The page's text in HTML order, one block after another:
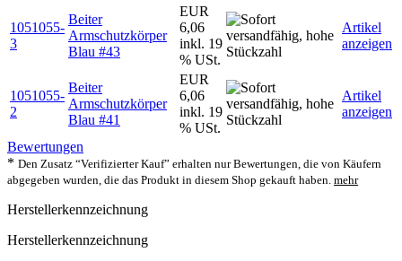
1051055-
3
Beiter
Armschutzkörper
Blau #43
EUR
6,06
inkl. 19
% USt.
Artikel
anzeigen
1051055-
2
Beiter
Armschutzkörper
Blau #41
EUR
6,06
inkl. 19
% USt.
Artikel
anzeigen
Bewertungen
* Den Zusatz “Verifizierter Kauf” erhalten nur Bewertungen, die von Käufern
abgegeben wurden, die das Produkt in diesem Shop gekauft haben. mehr
Herstellerkennzeichnung
Herstellerkennzeichnung